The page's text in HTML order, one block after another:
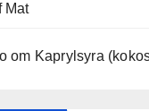
Mat
om Kaprylsyra